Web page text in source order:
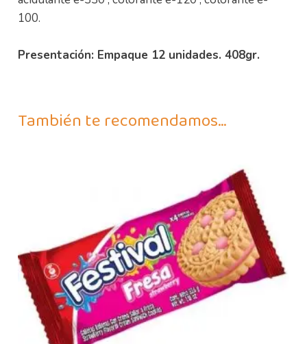
100.
Presentación: Empaque 12 unidades. 408gr.
También te recomendamos…